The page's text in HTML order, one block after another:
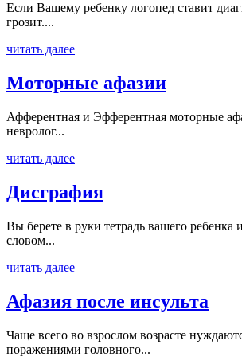
Если Вашему ребенку логопед ставит
грозит....
читать далее
Моторные афазии
Афферентная и Эфферентная моторные
невролог...
читать далее
Дисграфия
Вы берете в руки тетрадь вашего
словом...
читать далее
Афазия после инсульта
Чаще всего во взрослом возрасте
поражениями головного...